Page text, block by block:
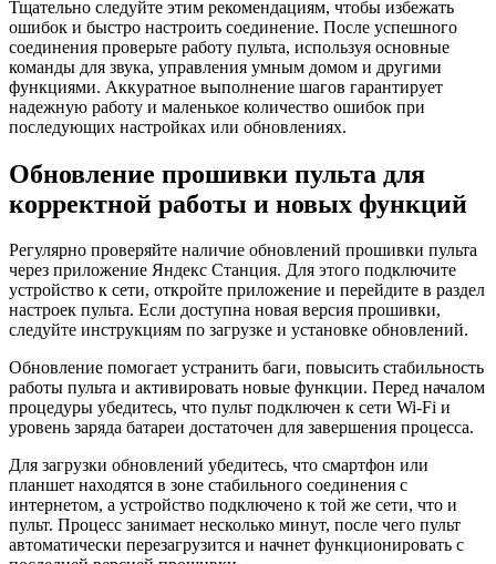
Тщательно следуйте этим рекомендациям, чтобы избежать
ошибок и быстро настроить соединение. После успешного
соединения проверьте работу пульта, используя основные
команды для звука, управления умным домом и другими
функциями. Аккуратное выполнение шагов гарантирует
надежную работу и маленькое количество ошибок при
последующих настройках или обновлениях.
Обновление прошивки пульта для
корректной работы и новых функций
Регулярно проверяйте наличие обновлений прошивки пульта
через приложение Яндекс Станция. Для этого подключите
устройство к сети, откройте приложение и перейдите в раздел
настроек пульта. Если доступна новая версия прошивки,
следуйте инструкциям по загрузке и установке обновлений.
Обновление помогает устранить баги, повысить стабильность
работы пульта и активировать новые функции. Перед началом
процедуры убедитесь, что пульт подключен к сети Wi-Fi и
уровень заряда батареи достаточен для завершения процесса.
Для загрузки обновлений убедитесь, что смартфон или
планшет находятся в зоне стабильного соединения с
интернетом, а устройство подключено к той же сети, что и
пульт. Процесс занимает несколько минут, после чего пульт
автоматически перезагрузится и начнет функционировать с